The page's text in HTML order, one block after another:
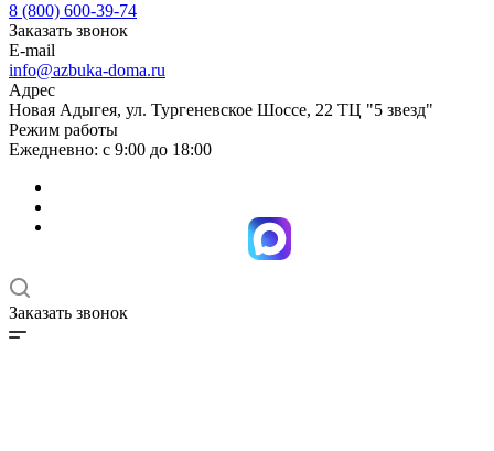
8 (800) 600-39-74
Заказать звонок
E-mail
info@azbuka-doma.ru
Адрес
Новая Адыгея, ул. Тургеневское Шоссе, 22 ТЦ "5 звезд"
Режим работы
Ежедневно: с 9:00 до 18:00
Заказать звонок